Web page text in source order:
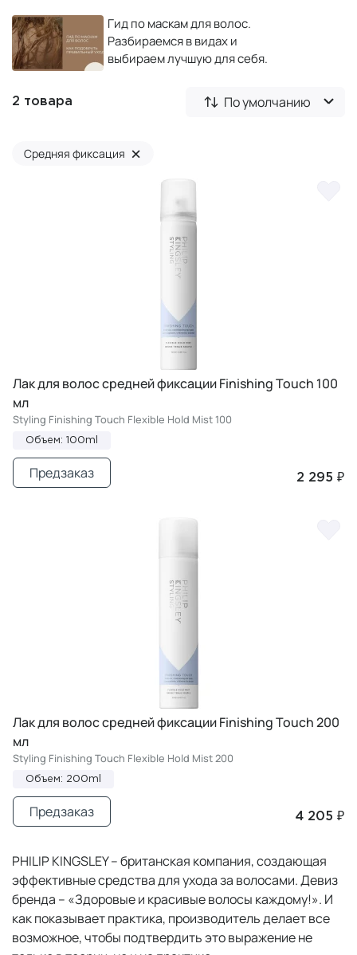
Гид по маскам для волос.
Разбираемся в видах и
выбираем лучшую для себя.
2 товара По умолчанию
Средняя фиксация ×
Лак для волос средней фиксации Finishing Touch 100
мл
Styling Finishing Touch Flexible Hold Mist 100
Объем: 100ml
2 295 ₽
Предзаказ
Лак для волос средней фиксации Finishing Touch 200
мл
Styling Finishing Touch Flexible Hold Mist 200
Объем: 200ml
4 205 ₽
Предзаказ
PHILIP KINGSLEY – британская компания, создающая
эффективные средства для ухода за волосами. Девиз
бренда – «Здоровые и красивые волосы каждому!». И
как показывает практика, производитель делает все
возможное, чтобы подтвердить это выражение не